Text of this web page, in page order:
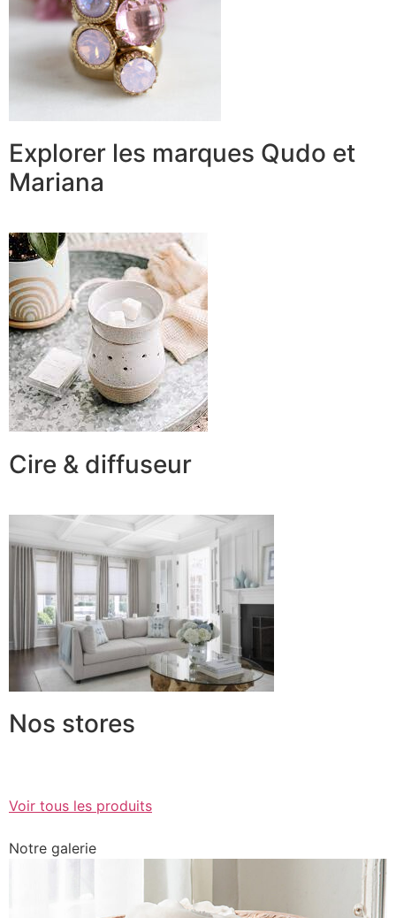
Explorer les marques Qudo et
Mariana
Cire & diffuseur
Nos stores
Voir tous les produits
Notre galerie